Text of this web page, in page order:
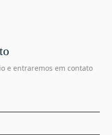
e entraremos em contato